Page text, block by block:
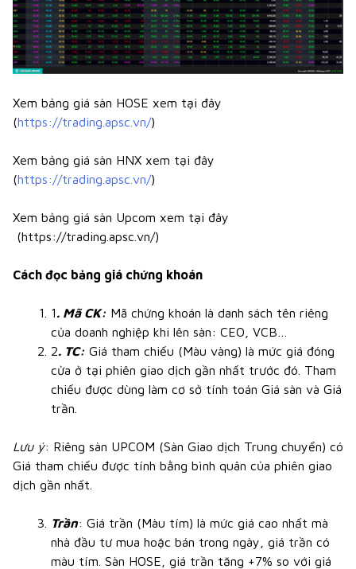
Xem bảng giá sàn HOSE xem tại đây
(https://trading.apsc.vn/)
Xem bảng giá sàn HNX xem tại đây
(https://trading.apsc.vn/)
Xem bảng giá sàn Upcom xem tại đây
(https://trading.apsc.vn/)
Cách đọc bảng giá chứng khoán
1. Mã CK: Mã chứng khoán là danh sách tên riêng
của doanh nghiệp khi lên sàn: CEO, VCB…
2. TC: Giá tham chiếu (Màu vàng) là mức giá đóng
cửa ở tại phiên giao dịch gần nhất trước đó. Tham
chiếu được dùng làm cơ sở tính toán Giá sàn và Giá
trần.
Lưu ý: Riêng sàn UPCOM (Sàn Giao dịch Trung chuyển) có
Giá tham chiếu được tính bằng bình quân của phiên giao
dịch gần nhất.
Trần: Giá trần (Màu tím) là mức giá cao nhất mà
nhà đầu tư mua hoặc bán trong ngày, giá trần có
màu tím. Sàn HOSE, giá trần tăng +7% so với giá